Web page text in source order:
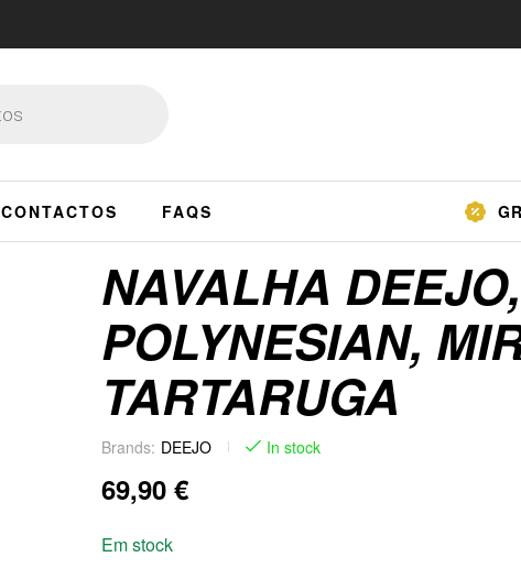
CONTACTOS FAQS
NAVALHA
POLYNESIAN,
TARTARUGA
Brands: DEEJO In stock
69,90 €
Em stock